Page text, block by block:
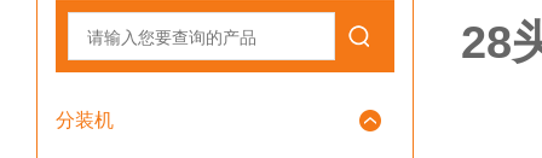
分装机
28